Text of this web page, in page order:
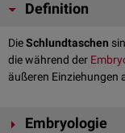
Definition
DieSchlundtaschen
die während der
äußeren Einziehungen
Embryologie